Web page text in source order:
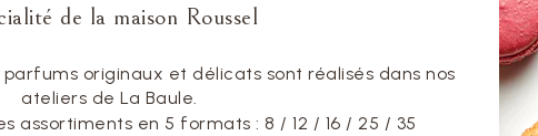
de la maison Roussel
originaux et délicats sont réalisés dans nos
ateliers de La Baule.
assortiments en 5 formats : 8 / 12 / 16 / 25 / 35